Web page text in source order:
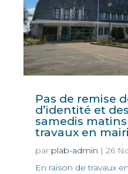
Pas de remise
d’identité et
samedis
travaux en
par plab-admin | 26
En raison de travaux